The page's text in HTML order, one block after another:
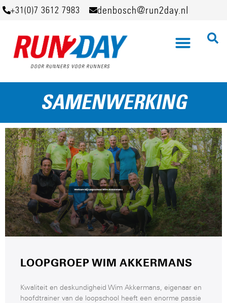
+31(0)7 3612 7983 denbosch@run2day.nl
SAMENWERKING
LOOPGROEP WIM AKKERMANS
Kwaliteit en deskundigheid Wim Akkermans, eigenaar en
hoofdtrainer van de loopschool heeft een enorme passie